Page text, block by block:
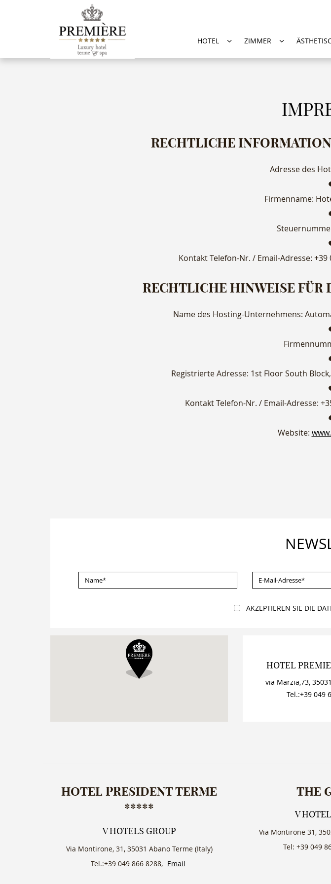
HOTEL ZIMMER
RECHTLICHE
Adresse des
Firmenname:
Kontakt Telefon-Nr. / Email-Adresse: +39
RECHTLICHE HINWEISE FÜR
Name des Hosting-Unternehmens:
Registrierte Adresse: 1st Floor South
Kontakt Telefon-Nr. / Email-Adresse:
Website:
*
AKZEPTIEREN SIE DIE
HOTEL
via Marzia,73, 35031
Tel.:+39 049
HOTEL PRESIDENT TERME
*****
V HOTELS GROUP
Via Montirone, 31, 35031 Abano Terme (Italy)
Tel.:+39 049 866 8288, Email
THE
V
Via Montirone 31,
Tel: +39 049